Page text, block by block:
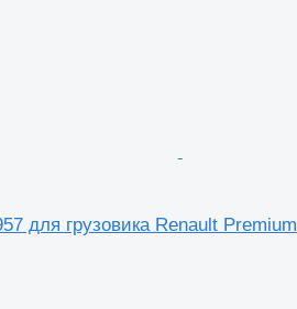
для грузовика Renault Premium